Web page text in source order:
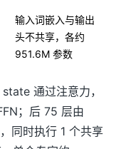
输入词嵌入与输出
头不共享，各约
951.6M 参数
通过注意力，
；后 75 层由
同时执行 1 个共享